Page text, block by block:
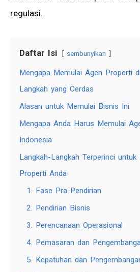
regulasi.
Daftar Isi sembunyikan
Mengapa Memulai Agen Properti
Langkah yang Cerdas
Alasan untuk Memulai Bisnis Ini
Mengapa Anda Harus Memulai
Indonesia
Langkah-Langkah Terperinci untuk
Properti Anda
1. Fase Pra-Pendirian
2. Pendirian Bisnis
3. Perencanaan Operasional
4. Pemasaran dan
5. Kepatuhan dan